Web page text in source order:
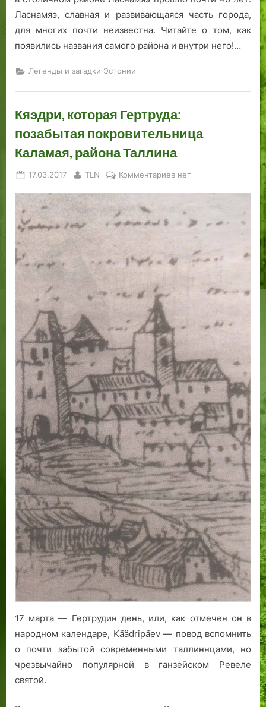
Ласнамяэ, славная и развивающаяся часть города,
для многих почти неизвестна. Читайте о том, как
появились названия самого района и внутри него!…
Легенды и загадки Эстонии
Кяэдри, которая Гертруда:
позабытая покровительница
Каламая, района Таллина
Posted
17.03.2017 By
TLN Комментариевк
которая
Гертруда:
позабытая
покровительница
Каламая,
района
нет
17 марта — Гертрудин день, или, как отмечен он в
народном календаре, Käädripäev — повод вспомнить
о почти забытой современными таллиннцами, но
чрезвычайно популярной в ганзейском Ревеле
святой.